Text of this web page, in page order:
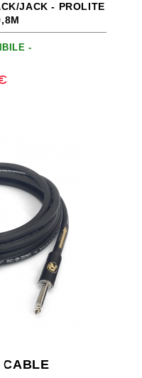
JACK - PROLITE
-
CABLE